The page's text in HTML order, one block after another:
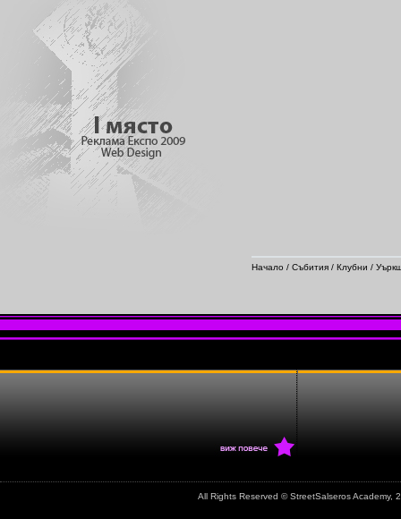
Начало / Събития / Клубни /
All Rights Reserved © StreetSalseros Academy,